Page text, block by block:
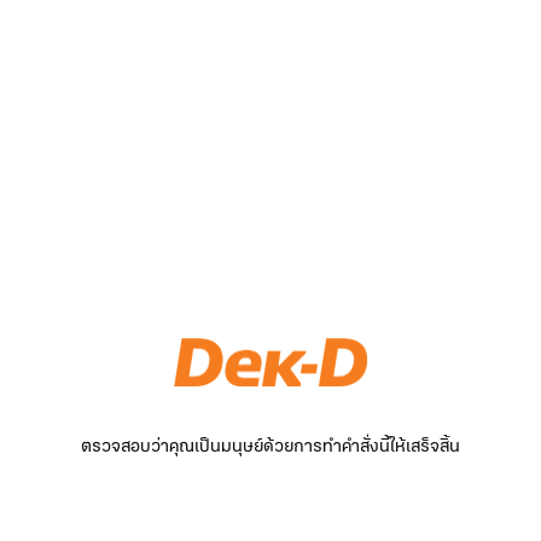
ตรวจสอบว่าคุณเป็นมนุษย์ด้วยการทำคำสั่งนี้ให้เสร็จสิ้น